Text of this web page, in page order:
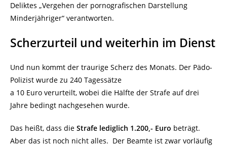
Deliktes „Vergehen der pornografischen Darstellung
Minderjähriger“ verantworten.
Scherzurteil und weiterhin im Dienst
Und nun kommt der traurige Scherz des Monats. Der Pädo-
Polizist wurde zu 240 Tagessätze
a 10 Euro verurteilt, wobei die Hälfte der Strafe auf drei
Jahre bedingt nachgesehen wurde.
Das heißt, dass die Strafe lediglich 1.200,- Euro beträgt.
Aber das ist noch nicht alles. Der Beamte ist zwar vorläufig